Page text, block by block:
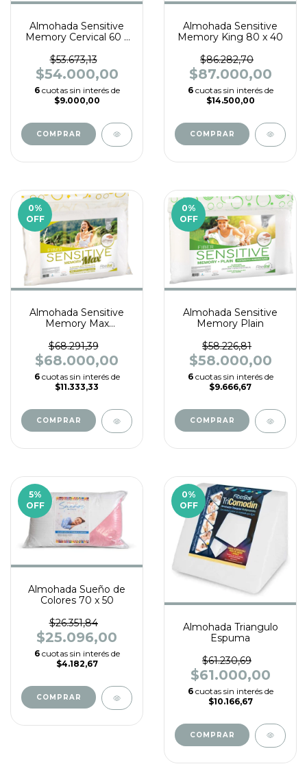
Almohada Sensitive
Memory Cervical 60 x
$53.673,13
$54.000,00
6 cuotas sin interés de
$9.000,00
Almohada Sensitive
Memory King 80 x 40
$86.282,70
$87.000,00
6 cuotas sin interés de
$14.500,00
0%
OFF
Almohada Sensitive
Memory Max
$68.291,39
$68.000,00
6 cuotas sin interés de
$11.333,33
0%
OFF
Almohada Sensitive
Memory Plain
$58.226,81
$58.000,00
6 cuotas sin interés de
$9.666,67
5%
OFF
Almohada Sueño de
Colores 70 x 50
$26.351,84
$25.096,00
6 cuotas sin interés de
$4.182,67
0%
OFF
Almohada Triangulo
Espuma
$61.230,69
$61.000,00
6 cuotas sin interés de
$10.166,67